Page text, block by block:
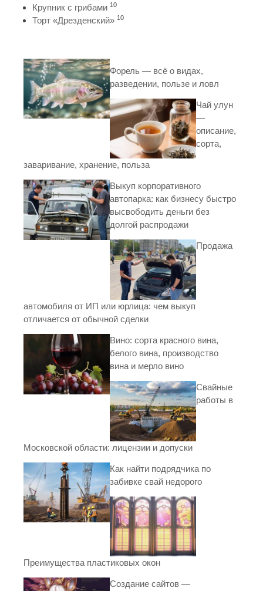
Крупник с грибами 10
Торт «Дрезденский» 10
Форель — всё о видах,
разведении, пользе и ловл
Чай улун
—
описание,
сорта,
заваривание, хранение, польза
Выкуп корпоративного
автопарка: как бизнесу быстро
высвободить деньги без
долгой распродажи
Продажа
автомобиля от ИП или юрлица: чем выкуп
отличается от обычной сделки
Вино: сорта красного вина,
белого вина, производство
вина и мерло вино
Свайные
работы в
Московской области: лицензии и допуски
Как найти подрядчика по
забивке свай недорого
Преимущества пластиковых окон
Создание сайтов —